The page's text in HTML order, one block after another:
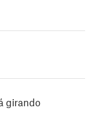
girando